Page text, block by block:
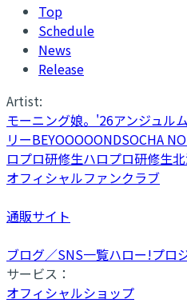
Top
Schedule
News
Release
Artist:
モーニング娘。'26アンジュルム
リーBEYOOOOONDSOCHA
ロプロ研修生ハロプロ研修生
オフィシャルファンクラブ
通販サイト
ブログ／SNS一覧ハロー!プロ
サービス：
オフィシャルショップ